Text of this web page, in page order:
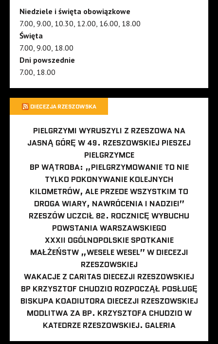
Niedziele i święta obowiązkowe
7.00, 9.00, 10.30, 12.00, 16.00, 18.00
Święta
7.00, 9.00, 18.00
Dni powszednie
7.00, 18.00
DIECEZJA RZESZOWSKA
PIELGRZYMI WYRUSZYLI Z RZESZOWA NA
JASNĄ GÓRĘ W 49. RZESZOWSKIEJ PIESZEJ
PIELGRZYMCE
BP WĄTROBA: „PIELGRZYMOWANIE TO NIE
TYLKO POKONYWANIE KOLEJNYCH
KILOMETRÓW, ALE PRZEDE WSZYSTKIM TO
DROGA WIARY, NAWRÓCENIA I NADZIEI”
RZESZÓW UCZCIŁ 82. ROCZNICĘ WYBUCHU
POWSTANIA WARSZAWSKIEGO
XXXII OGÓLNOPOLSKIE SPOTKANIE
MAŁŻEŃSTW „WESELE WESEL” W DIECEZJI
RZESZOWSKIEJ
WAKACJE Z CARITAS DIECEZJI RZESZOWSKIEJ
BP KRZYSZTOF CHUDZIO ROZPOCZĄŁ POSŁUGĘ
BISKUPA KOADIUTORA DIECEZJI RZESZOWSKIEJ
MODLITWA ZA BP. KRZYSZTOFA CHUDZIO W
KATEDRZE RZESZOWSKIEJ. GALERIA